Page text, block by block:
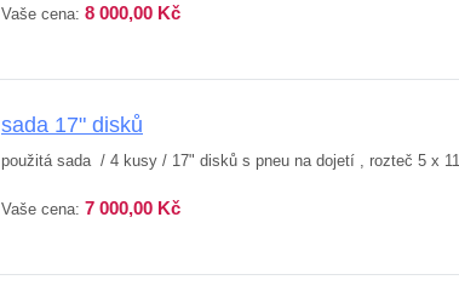
Vaše cena: 8 000,00 Kč
sada 17" disků
použitá sada / 4 kusy / 17" disků s pneu na dojetí , rozteč 5 x
Vaše cena: 7 000,00 Kč